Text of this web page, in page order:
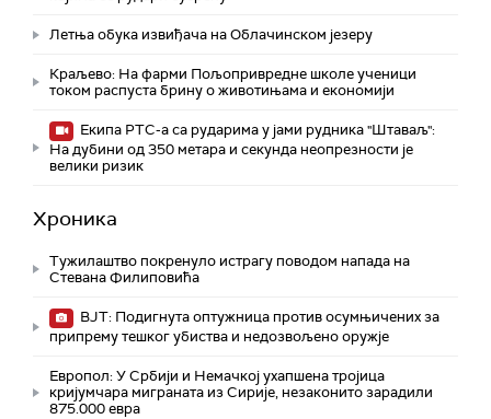
Летња обука извиђача на Облачинском језеру
Краљево: На фарми Пољопривредне школе ученици
током распуста брину о животињама и економији
Екипа РТС-а са рударима у јами рудника "Штаваљ":
На дубини од 350 метара и секунда неопрезности је
велики ризик
Хроника
Тужилаштво покренуло истрагу поводом напада на
Стевана Филиповића
ВЈТ: Подигнута оптужница против осумњичених за
припрему тешког убиства и недозвољено оружје
Европол: У Србији и Немачкој ухапшена тројица
кријумчара миграната из Сирије, незаконито зарадили
875.000 евра